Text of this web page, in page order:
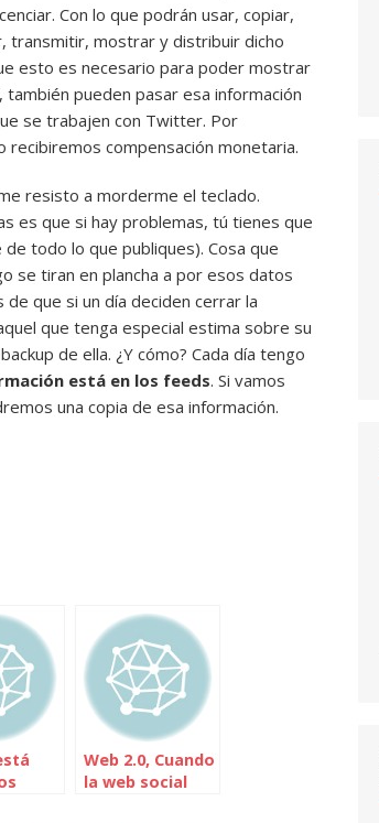
Con lo que podrán usar, copiar,
transmitir, mostrar y distribuir dicho
esto es necesario para poder mostrar
pueden pasar esa información
se trabajen con Twitter. Por
recibiremos compensación monetaria.
resisto a morderme el teclado.
es que si hay problemas, tú tienes que
todo lo que publiques). Cosa que
se tiran en plancha a por esos datos
que si un día deciden cerrar la
que tenga especial estima sobre su
de ella. ¿Y cómo? Cada día tengo
está en los feeds. Si vamos
una copia de esa información.
Web 2.0, Cuando
la web social